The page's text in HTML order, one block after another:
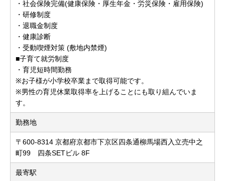
・社会保険完備(健康保険・厚生年金・労災保険・雇用保険)
・研修制度
・退職金制度
・健康診断
・受動喫煙対策 (敷地内禁煙)
■子育て就労制度
・育児短時間勤務
※お子様が小学校卒業まで取得可能です。
※男性の育児休業取得率を上げることにも取り組んでいま
す。
勤務地
〒600-8314 京都府京都市下京区四条通柳馬場西入立売中之
町99 四条SETビル 8F
最寄駅